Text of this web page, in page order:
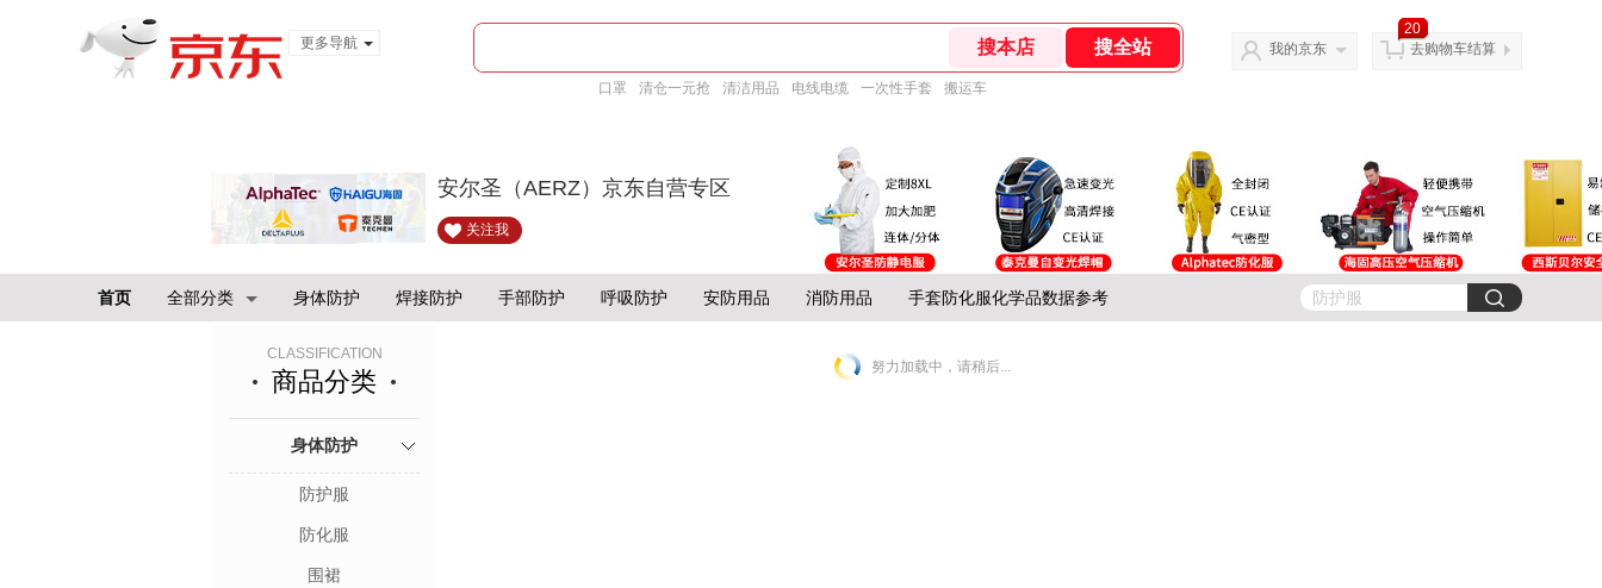
更多导航
口罩 清仓一元抢 清洁用品 电线电缆 一次性手套 搬运车
我的京东
20
去购物车结算
安尔圣（AERZ）京东自营专区
关注我
首页 全部分类 身体防护 焊接防护 手部防护 呼吸防护 安防用品 消防用品 手套防化服化学品数据参考
CLASSIFICATION
商品分类
身体防护
防护服
防化服
围裙
努力加载中，请稍后...